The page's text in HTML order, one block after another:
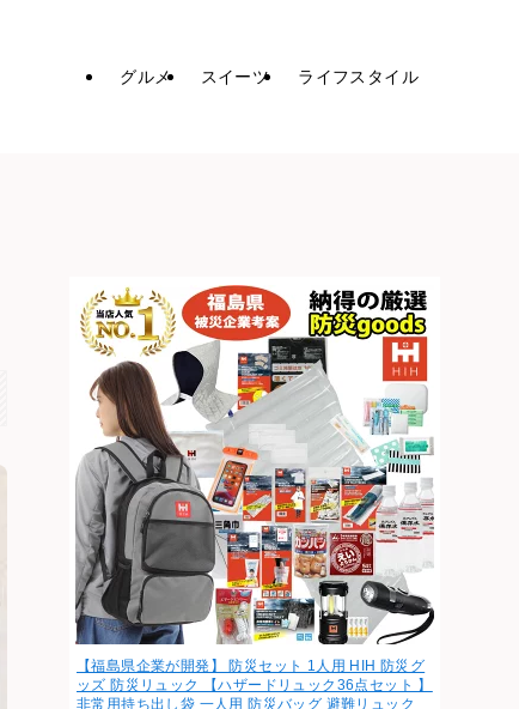
グルメ スイーツ ライフスタイル
【福島県企業が開発】 防災セット 1人用 HIH 防災グ
ッズ 防災リュック 【ハザードリュック36点セット 】
非常用持ち出し袋 一人用 防災バッグ 避難リュック